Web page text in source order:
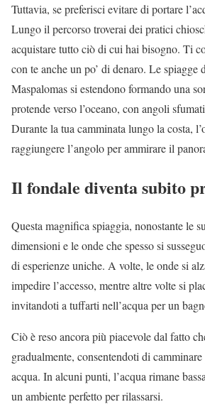
Tuttavia, se preferisci evitare di portare
Lungo il percorso troverai dei pratici
acquistare tutto ciò di cui hai bisogno. Ti
con te anche un po’ di denaro. Le spiagge
Maspalomas si estendono formando una
protende verso l’oceano, con angoli
Durante la tua camminata lungo la costa,
raggiungere l’angolo per ammirare il
Il fondale diventa subito
Questa magnifica spiaggia, nonostante le
dimensioni e le onde che spesso si
di esperienze uniche. A volte, le onde si
impedire l’accesso, mentre altre volte si
invitandoti a tuffarti nell’acqua per un
Ciò è reso ancora più piacevole dal fatto
gradualmente, consentendoti di
acqua. In alcuni punti, l’acqua rimane
un ambiente perfetto per rilassarsi.